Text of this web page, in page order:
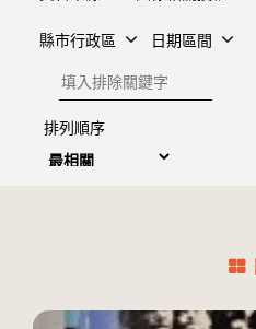
縣市行政區 日期區間
排除關鍵字
排列順序